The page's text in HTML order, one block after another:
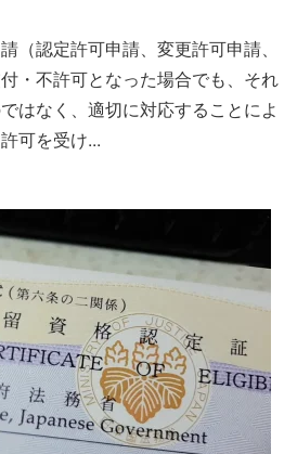
（認定許可申請、変更許可申請、
・不許可となった場合でも、それ
はなく、適切に対応することによ
可を受け...